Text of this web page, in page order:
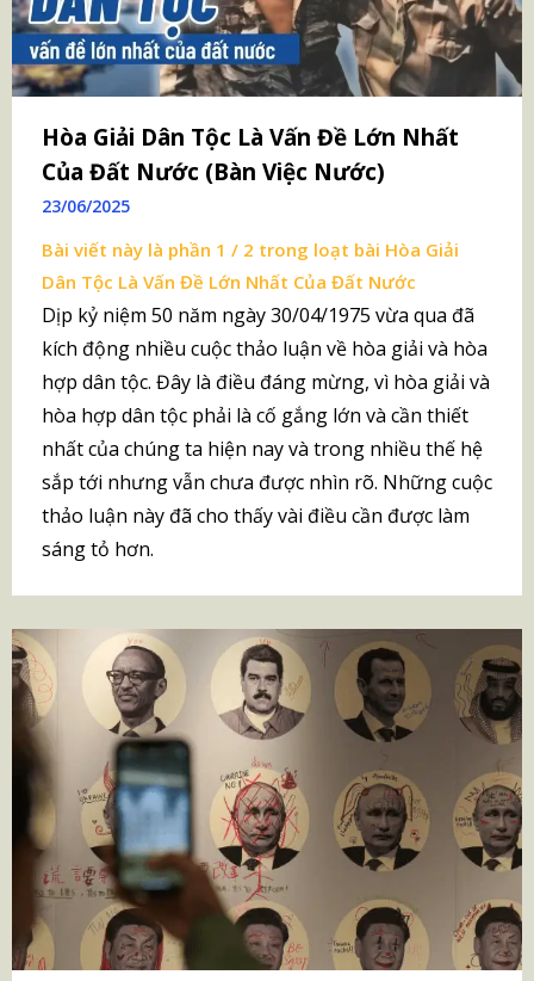
Hòa Giải Dân Tộc Là Vấn Đề Lớn Nhất
Của Đất Nước (Bàn Việc Nước)
23/06/2025
Bài viết này là phần 1 / 2 trong loạt bài Hòa Giải
Dân Tộc Là Vấn Đề Lớn Nhất Của Đất Nước
Dịp kỷ niệm 50 năm ngày 30/04/1975 vừa qua đã
kích động nhiều cuộc thảo luận về hòa giải và hòa
hợp dân tộc. Đây là điều đáng mừng, vì hòa giải và
hòa hợp dân tộc phải là cố gắng lớn và cần thiết
nhất của chúng ta hiện nay và trong nhiều thế hệ
sắp tới nhưng vẫn chưa được nhìn rõ. Những cuộc
thảo luận này đã cho thấy vài điều cần được làm
sáng tỏ hơn.